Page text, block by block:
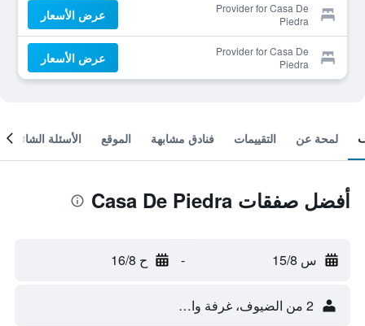
Provider for Casa De
Piedra
عرض الأسعار
Provider for Casa De
Piedra
عرض الأسعار
لمحة عن التقييمات فنادق مشابهة الموقع الأسئلة الشائعة
أفضل صفقات Casa De Piedra
س 15/8 - ح 16/8
2 من الضيوف، غرفة واحدة